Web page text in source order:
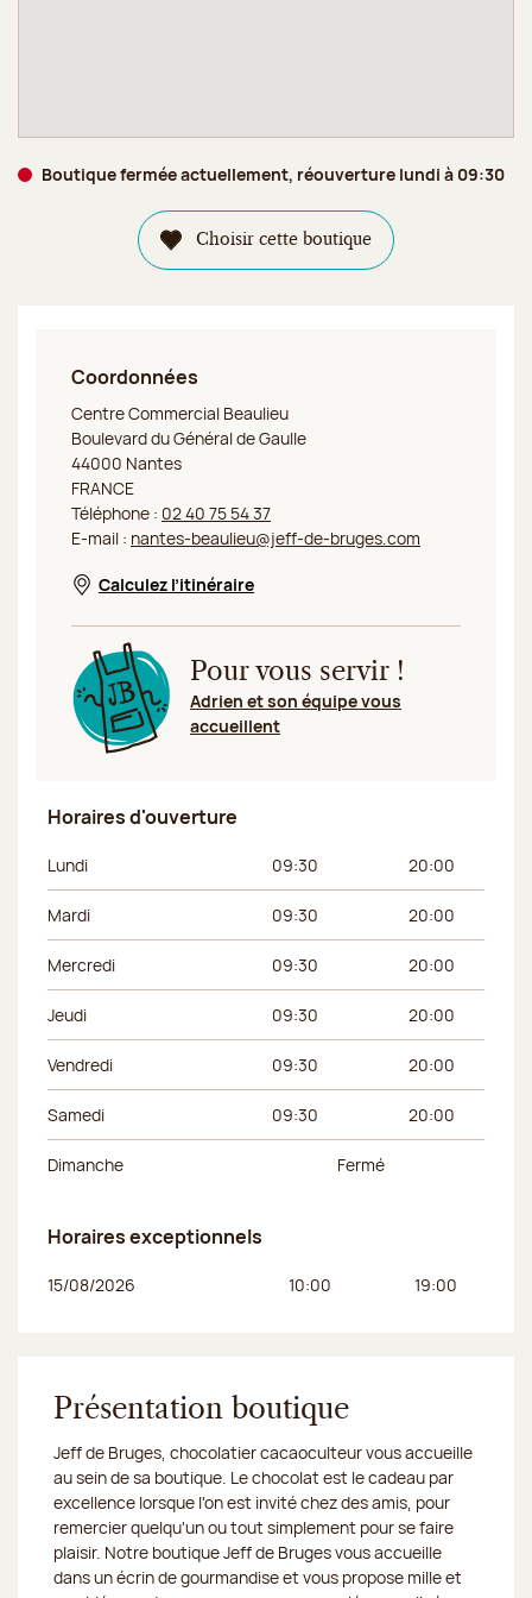
Boutique fermée actuellement, réouverture lundi à 09:30
Choisir cette boutique
Coordonnées
Jeff de Bruges Nantes Beaulieu
Centre Commercial Beaulieu
Boulevard du Général de Gaulle
44000 Nantes
FRANCE
Téléphone : 02 40 75 54 37
E-mail : nantes-beaulieu@jeff-de-bruges.com
Nouvelle fenêtre
Calculez l’itinéraire
Pour vous servir !
Adrien et son équipe vous
accueillent
Horaires d'ouverture
Jour de la semaine Horaires du matin Horaires de
Lundi 09:30 20:00
Mardi 09:30 20:00
Mercredi 09:30 20:00
Jeudi 09:30 20:00
Vendredi 09:30 20:00
Samedi 09:30 20:00
Dimanche Fermé
Horaires exceptionnels
Jour de la semaine Horaires du matin Horaires de
15/08/2026 10:00 19:00
Présentation boutique
Jeff de Bruges, chocolatier cacaoculteur vous accueille
au sein de sa boutique. Le chocolat est le cadeau par
excellence lorsque l'on est invité chez des amis, pour
remercier quelqu'un ou tout simplement pour se faire
plaisir. Notre boutique Jeff de Bruges vous accueille
dans un écrin de gourmandise et vous propose mille et